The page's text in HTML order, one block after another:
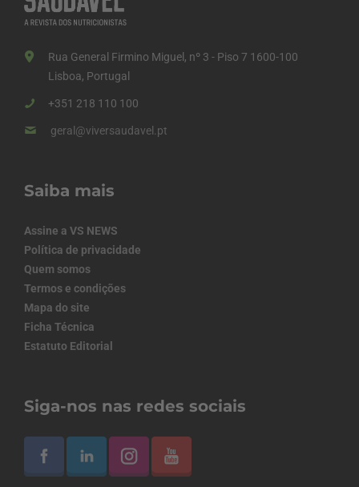
Rua General Firmino Miguel, nº 3 - Piso 7 1600-100
Lisboa, Portugal
+351 218 110 100
geral@viversaudavel.pt
Saiba mais
Assine a VS NEWS
Política de privacidade
Quem somos
Termos e condições
Mapa do site
Ficha Técnica
Estatuto Editorial
Siga-nos nas redes sociais